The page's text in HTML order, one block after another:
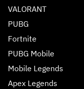
VALORANT
PUBG
Fortnite
PUBG Mobile
Mobile Legends
Apex Legends